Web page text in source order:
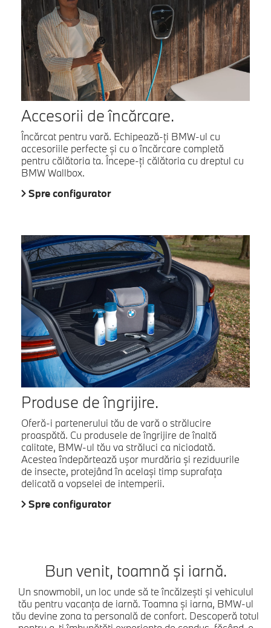
Accesorii de încărcare.
Încărcat pentru vară. Echipează-ți BMW-ul cu
accesoriile perfecte și cu o încărcare completă
pentru călătoria ta. Începe-ți călătoria cu dreptul cu
BMW Wallbox.
Spre configurator
Produse de îngrijire.
Oferă-i partenerului tău de vară o strălucire
proaspătă. Cu produsele de îngrijire de înaltă
calitate, BMW-ul tău va străluci ca niciodată.
Acestea îndepărtează ușor murdăria și reziduurile
de insecte, protejând în același timp suprafața
delicată a vopselei de intemperii.
Spre configurator
Bun venit, toamnă și iarnă.
Un snowmobil, un loc unde să te încălzești și vehiculul
tău pentru vacanța de iarnă. Toamna și iarna, BMW-ul
tău devine zona ta personală de confort. Descoperă totul